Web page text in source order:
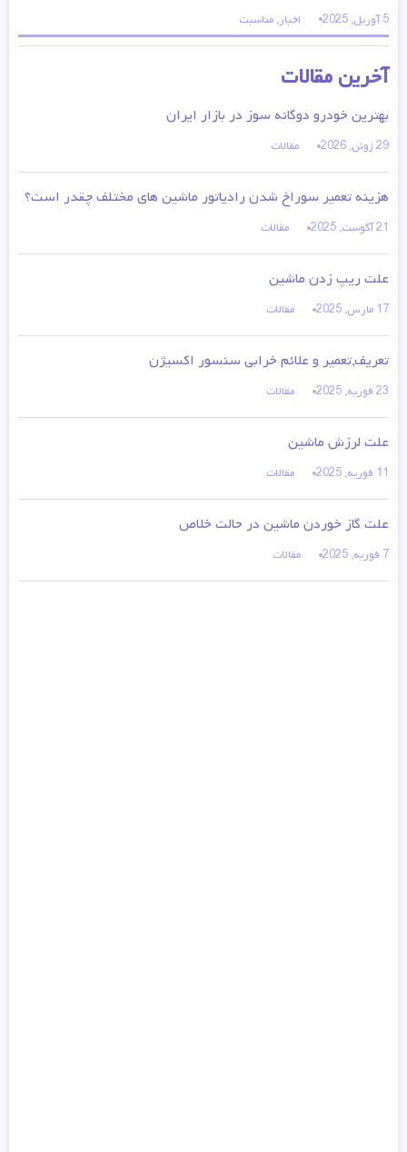
5 آوریل, 2025 اخبار, مناسبت
آخرین مقالات
بهترین خودرو دوگانه سوز در بازار ایران
29 ژوئن, 2026 مقالات
هزینه تعمیر سوراخ شدن رادیاتور ماشین های مختلف چقدر است؟
21 آگوست, 2025 مقالات
علت ریپ زدن ماشین
17 مارس, 2025 مقالات
تعریف,تعمیر و علائم خرابی سنسور اکسیژن
23 فوریه, 2025 مقالات
علت لرزش ماشین
11 فوریه, 2025 مقالات
علت گاز خوردن ماشین در حالت خلاص
7 فوریه, 2025 مقالات